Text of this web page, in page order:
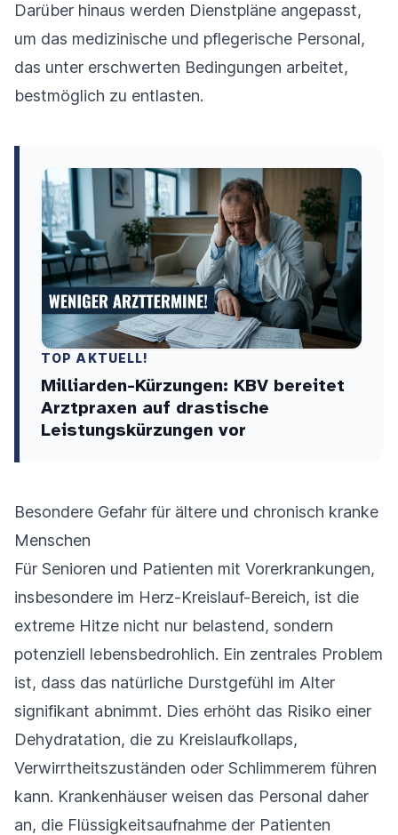
Darüber hinaus werden Dienstpläne angepasst,
um das medizinische und pflegerische Personal,
das unter erschwerten Bedingungen arbeitet,
bestmöglich zu entlasten.
TOP AKTUELL!
Milliarden-Kürzungen: KBV bereitet
Arztpraxen auf drastische
Leistungskürzungen vor
Besondere Gefahr für ältere und chronisch kranke
Menschen
Für Senioren und Patienten mit Vorerkrankungen,
insbesondere im Herz-Kreislauf-Bereich, ist die
extreme Hitze nicht nur belastend, sondern
potenziell lebensbedrohlich. Ein zentrales Problem
ist, dass das natürliche Durstgefühl im Alter
signifikant abnimmt. Dies erhöht das Risiko einer
Dehydratation, die zu Kreislaufkollaps,
Verwirrtheitszuständen oder Schlimmerem führen
kann. Krankenhäuser weisen das Personal daher
an, die Flüssigkeitsaufnahme der Patienten